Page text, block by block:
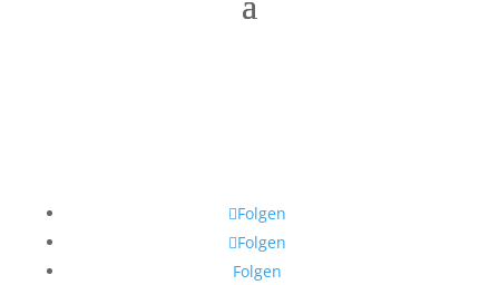
Folgen
Folgen
Folgen